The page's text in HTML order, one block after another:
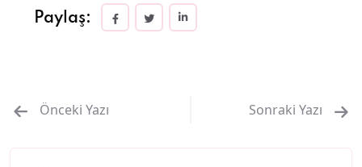
Paylaş:
Önceki Yazı Sonraki Yazı